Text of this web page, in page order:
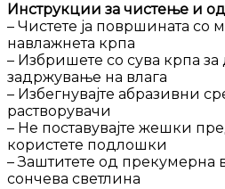
Инструкции за чистење и
– Чистете ја површината со
навлажнета крпа
– Избришете со сува крпа за
задржување на влага
– Избегнувајте абразивни
растворувачи
– Не поставувајте жешки
користете подлошки
– Заштитете од прекумерна
сончева светлина